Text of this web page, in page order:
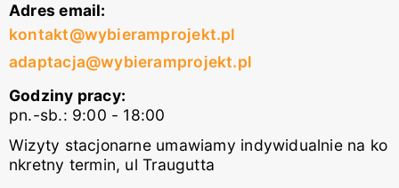
Adres email:
kontakt@wybieramprojekt.pl
adaptacja@wybieramprojekt.pl
Godziny pracy:
pn.-sb.: 9:00 - 18:00
Wizyty stacjonarne umawiamy indywidualnie na ko
nkretny termin, ul Traugutta